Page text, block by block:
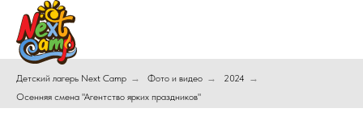
Детский лагерь Next Camp → Фото и видео → 2024 →
Осенняя смена "Агентство ярких праздников"